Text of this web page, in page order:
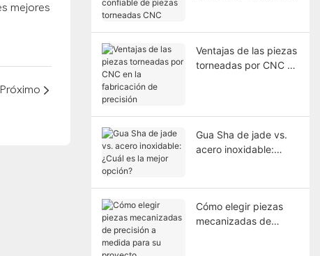
mejores
Próximo
Ventajas de las piezas
torneadas por CNC en
Gua Sha de jade vs.
acero inoxidable:
Cómo elegir piezas
mecanizadas de